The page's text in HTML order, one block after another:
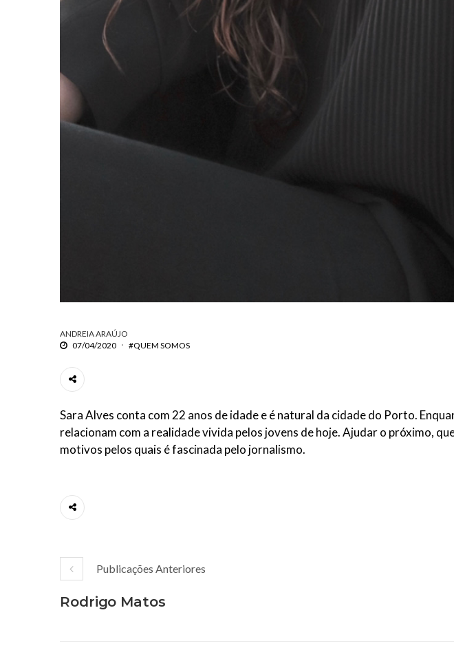
ANDREIA ARAÚJO
07/04/2020
#QUEM SOMOS
Sara Alves conta com 22 anos de idade e é natural da cidade do Porto.
relacionam com a realidade vivida pelos jovens de hoje. Ajudar o próximo,
motivos pelos quais é fascinada pelo jornalismo.
Publicações Anteriores
Rodrigo Matos